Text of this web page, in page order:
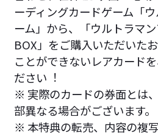
ーディングカードゲーム「
ーム」から、「ウルトラマ
BOX」をご購入いただいた
ことができないレアカード
ださい︕
※ 実際のカードの券面とは
部異なる場合がございます。
※ 本特典の転売、内容の複